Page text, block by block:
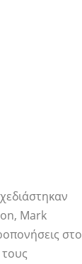
Mark
στο